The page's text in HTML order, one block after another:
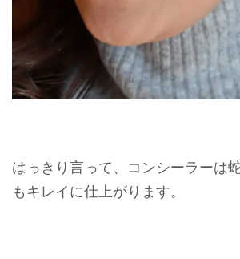
はっきり言って、コンシーラーは
もキレイに仕上がります。